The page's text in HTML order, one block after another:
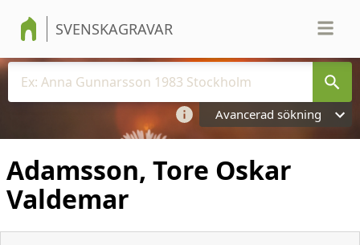
SVENSKAGRAVAR
Avancerad sökning
Adamsson, Tore Oskar
Valdemar